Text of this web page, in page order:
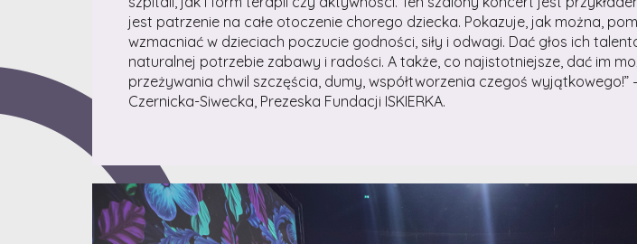
jest patrzenie na całe otoczenie chorego dziecka. Pokazuje, jak można,
wzmacniać w dzieciach poczucie godności, siły i odwagi. Dać głos ich
naturalnej potrzebie zabawy i radości. A także, co najistotniejsze, dać im
przeżywania chwil szczęścia, dumy, współtworzenia czegoś wyjątkowego!”
Czernicka-Siwecka, Prezeska Fundacji ISKIERKA.